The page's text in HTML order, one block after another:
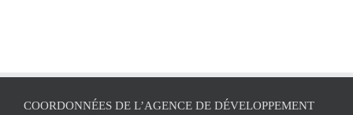
COORDONNÉES DE L’AGENCE DE DÉVELOPPEMENT